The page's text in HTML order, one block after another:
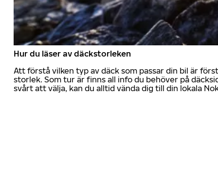
Hur du läser av däckstorleken
Att förstå vilken typ av däck som passar din bil är
storlek. Som tur är finns all info du behöver på
svårt att välja, kan du alltid vända dig till din lokala